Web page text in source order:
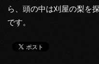
ら、頭の中は刈屋の梨を
です。